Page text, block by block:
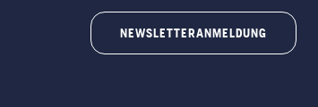
NEWSLETTERANMELDUNG